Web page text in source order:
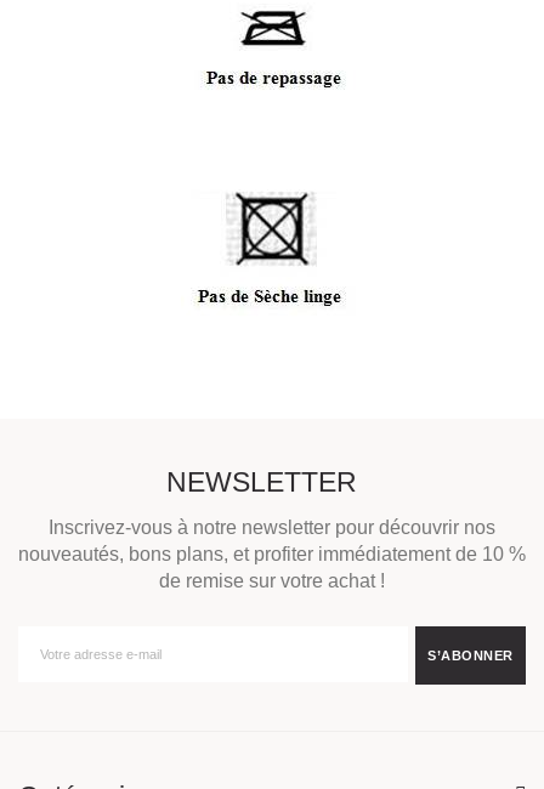
NEWSLETTER
Inscrivez-vous à notre newsletter pour découvrir nos
nouveautés, bons plans, et profiter immédiatement de 10 %
de remise sur votre achat !